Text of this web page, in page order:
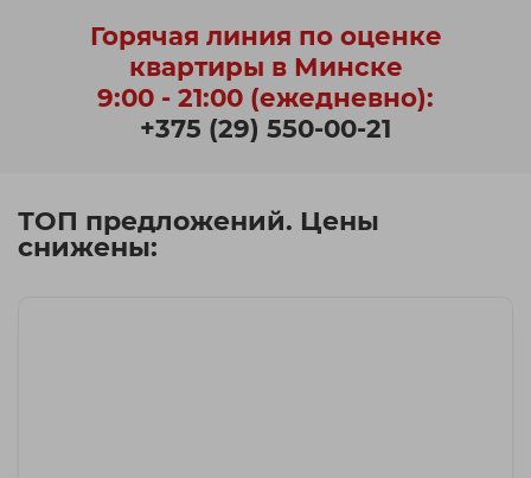
Горячая линия по оценке
квартиры в Минске
9:00 - 21:00 (ежедневно):
+375 (29) 550-00-21
ТОП предложений. Цены
снижены: